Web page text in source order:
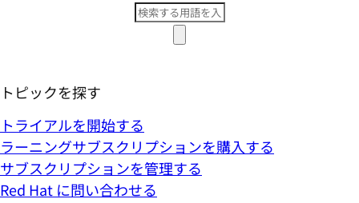
トピックを探す
トライアルを開始する
ラーニングサブスクリプションを購入する
サブスクリプションを管理する
Red Hat に問い合わせる